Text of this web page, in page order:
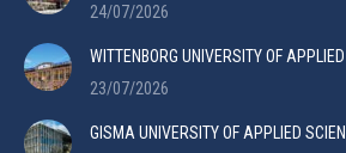
24/07/2026
WITTENBORG UNIVERSITY OF
23/07/2026
GISMA UNIVERSITY OF APPLIED